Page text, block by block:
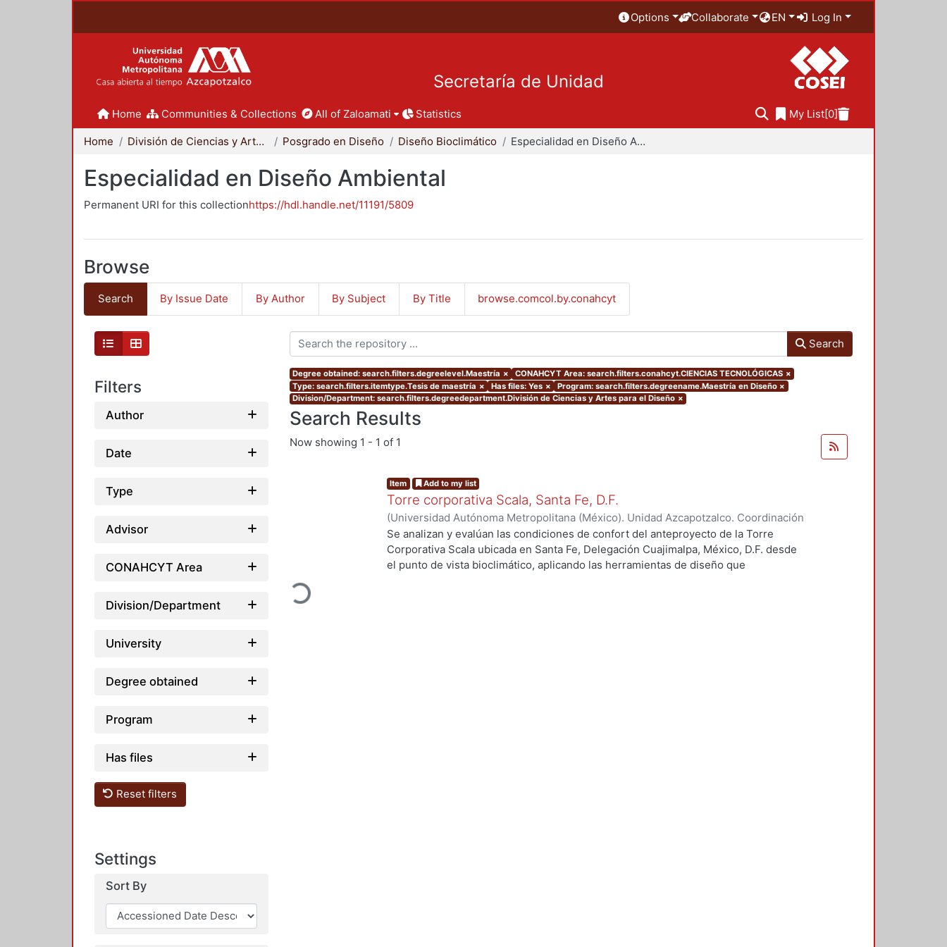
Options Collaborate EN Log In
Secretaría de Unidad
Home Communities & Collections All of Zaloamati Statistics My List[0]
Home División de Ciencias y Artes para el Diseño Posgrado en Diseño Diseño Bioclimático Especialidad en Diseño Ambiental
Especialidad en Diseño Ambiental
Permanent URI for this collectionhttps://hdl.handle.net/11191/5809
Browse
Search By Issue Date By Author By Subject By Title browse.comcol.by.conahcyt
Filters
Author
Date
Type
Advisor
CONAHCYT Area
Division/Department
University
Degree obtained
Program
Has files
Reset filters
Settings
Sort By
Search
Degree obtained: search.filters.degreelevel.Maestría × CONAHCYT Area: search.filters.conahcyt.CIENCIAS TECNOLÓGICAS ×
Type: search.filters.itemtype.Tesis de maestría × Has files: Yes × Program: search.filters.degreename.Maestría en Diseño ×
Division/Department: search.filters.degreedepartment.División de Ciencias y Artes para el Diseño ×
Search Results
Now showing 1 - 1 of 1
Loading...
Item Add to my list
Torre corporativa Scala, Santa Fe, D.F.
(Universidad Autónoma Metropolitana (México). Unidad Azcapotzalco. Coordinación
de Servicios de Información.,1999)Corro Eguia, Guillermo Heriberto
Se analizan y evalúan las condiciones de confort del anteproyecto de la Torre
Corporativa Scala ubicada en Santa Fe, Delegación Cuajimalpa, México, D.F. desde
el punto de vista bioclimático, aplicando las herramientas de diseño que